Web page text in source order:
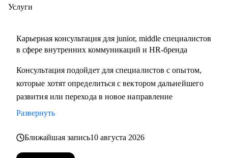
• сформулировать карьерную цель и разработать план для
необходимые для достижения этой цели
внутренних коммуникаций, HR-бренда или
корпоративного event-менеджера, особенно в ИТ-сферу
• подготовить или переработать кейсы для поиска работы
• разработать стратегию поиска работы или роста внутри
• помочь разобраться с нюансами работы по этим
направлениями и с тем, как это устроено в различных
Услуги
Карьерная консультация для junior, middle специалистов
в сфере внутренних коммуникаций и HR-бренда
Консультация подойдет для специалистов с опытом,
которые хотят определиться с вектором дальнейшего
развития или перехода в новое направление
Развернуть
Ближайшая запись10 августа 2026